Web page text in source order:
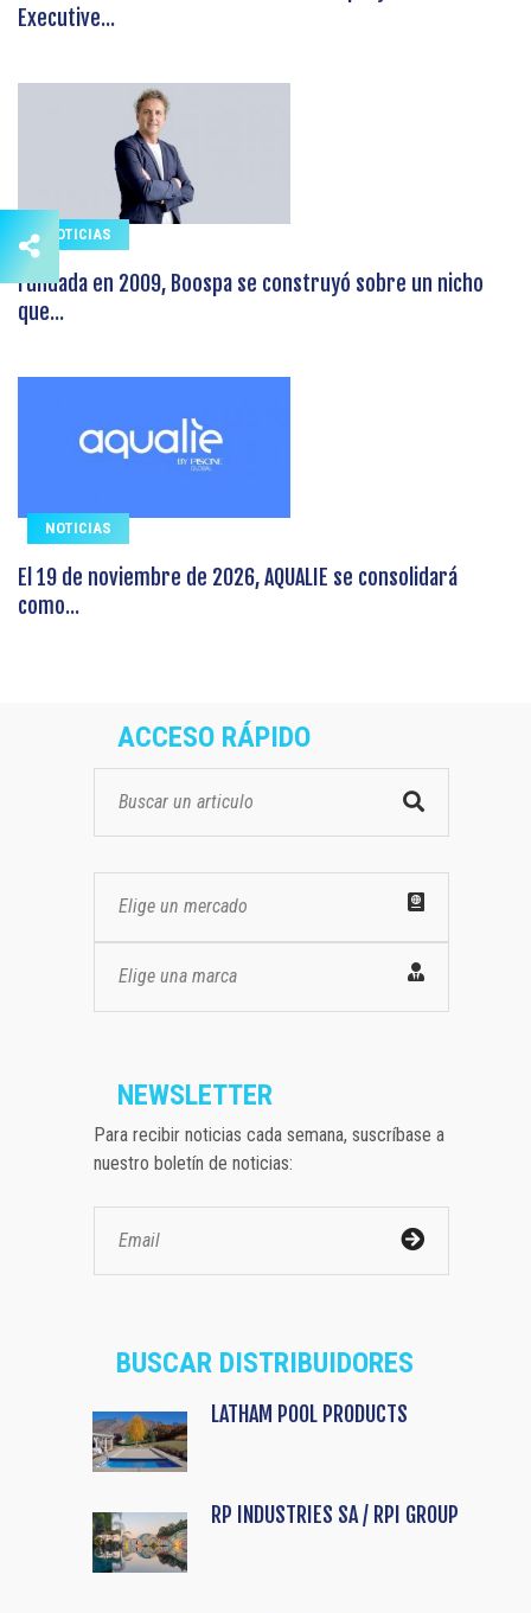
Executive...
NOTICIAS
Fundada en 2009, Boospa se construyó sobre un nicho
que...
NOTICIAS
El 19 de noviembre de 2026, AQUALIE se consolidará
como...
ACCESO RÁPIDO
Elige un mercado
Elige una marca
NEWSLETTER
Para recibir noticias cada semana, suscríbase a
nuestro boletín de noticias:
BUSCAR DISTRIBUIDORES
LATHAM POOL PRODUCTS
RP INDUSTRIES SA / RPI GROUP